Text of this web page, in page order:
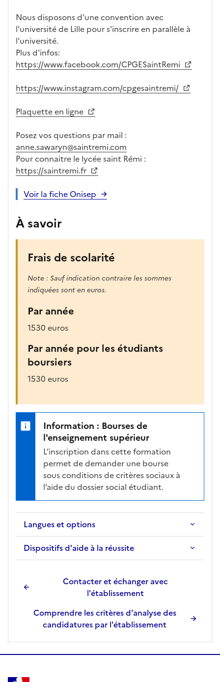
Nous disposons d'une convention avec
l'université de Lille pour s'inscrire en parallèle à
l'université.
Plus d'infos:
https://www.facebook.com/CPGESaintRemi
https://www.instagram.com/cpgesaintremi/
Plaquette en ligne
Posez vos questions par mail :
anne.sawaryn@saintremi.com
Pour connaitre le lycée saint Rémi :
https://saintremi.fr
Voir la fiche Onisep
À savoir
Frais de scolarité
Note : Sauf indication contraire les sommes
indiquées sont en euros.
Par année
1530 euros
Par année pour les étudiants
boursiers
1530 euros
Information : Bourses de
l'enseignement supérieur
L’inscription dans cette formation
permet de demander une bourse
sous conditions de critères sociaux à
l’aide du dossier social étudiant.
Langues et options
Dispositifs d'aide à la réussite
Contacter et échanger avec
l'établissement
Comprendre les critères d'analyse des
candidatures par l'établissement